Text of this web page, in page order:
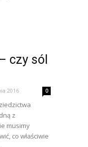
czy sól
2016 0
z
musimy
co właściwie